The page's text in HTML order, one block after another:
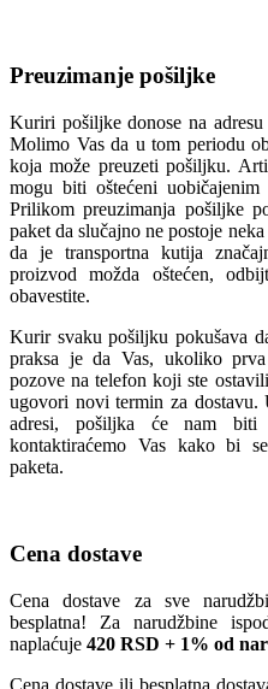
Preuzimanje pošiljke
Kuriri pošiljke donose na
Molimo Vas da u tom periodu
koja može preuzeti pošiljku.
mogu biti oštećeni
Prilikom preuzimanja pošiljke
paket da slučajno ne postoje
da je transportna kutija
proizvod možda oštećen,
obavestite.
Kurir svaku pošiljku pokušava
praksa je da Vas, ukoliko
pozove na telefon koji ste
ugovori novi termin za dostavu.
adresi, pošiljka će nam biti
kontaktiraćemo Vas kako bi
paketa.
Cena dostave
Cena dostave za sve
besplatna! Za narudžbine
naplaćuje 420 RSD + 1% od